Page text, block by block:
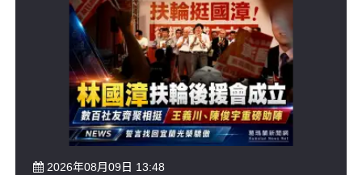
2026年08月09日 13:48